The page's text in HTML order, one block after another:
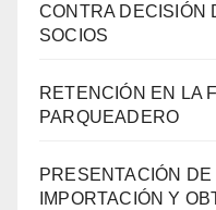
CONTRA DECISIÓN
SOCIOS
RETENCIÓN EN LA
PARQUEADERO
PRESENTACIÓN
IMPORTACIÓN Y